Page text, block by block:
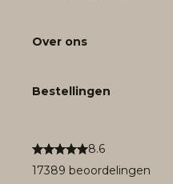
8.6
17389 beoordelingen
Over ons
Bestellingen